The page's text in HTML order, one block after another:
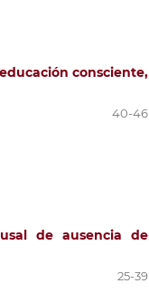
consciente,
40-46
de ausencia de
25-39